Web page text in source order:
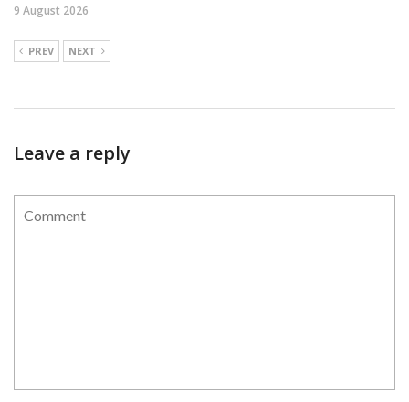
9 August 2026
PREV NEXT
Leave a reply